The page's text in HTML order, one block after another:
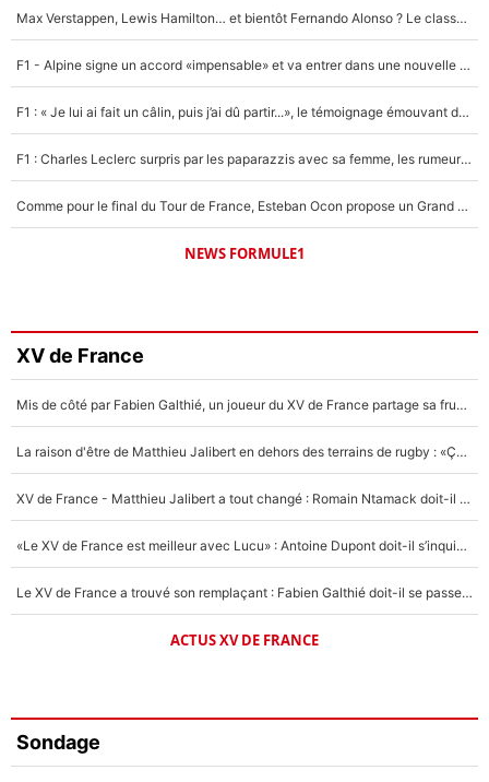
Max Verstappen, Lewis Hamilton… et bientôt Fernando Alonso ? Le classement des pilotes les mieux payés en Formule 1 risque de changer !
F1 - Alpine signe un accord «impensable» et va entrer dans une nouvelle dimension : Grande nouvelle pour Pierre Gasly !
F1 : « Je lui ai fait un câlin, puis j’ai dû partir...», le témoignage émouvant de Max Verstappen sur sa fille
F1 : Charles Leclerc surpris par les paparazzis avec sa femme, les rumeurs étaient vraies !
Comme pour le final du Tour de France, Esteban Ocon propose un Grand Prix de Formule 1 à Paris : «Autour de l’Arc de Triomphe, ce serait génial» !
NEWS FORMULE1
XV de France
Mis de côté par Fabien Galthié, un joueur du XV de France partage sa frustration : «ils ne me l’ont pas dit tout de suite»
La raison d'être de Matthieu Jalibert en dehors des terrains de rugby : «Ça m'atteint autant que si tu touches à un membre de ma famille»
XV de France - Matthieu Jalibert a tout changé : Romain Ntamack doit-il s’inquiéter pour sa place à un an de la Coupe du monde ?
«Le XV de France est meilleur avec Lucu» : Antoine Dupont doit-il s’inquiéter pour sa place ?
Le XV de France a trouvé son remplaçant : Fabien Galthié doit-il se passer d'Antoine Dupont ?
ACTUS XV DE FRANCE
Sondage